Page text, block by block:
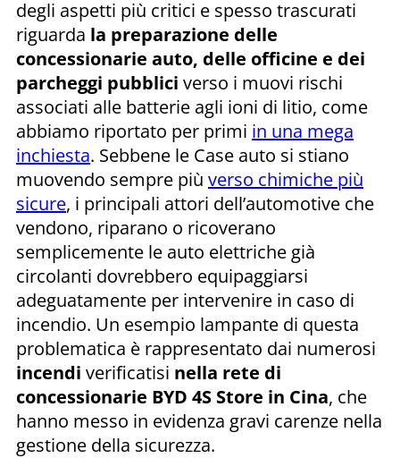
degli aspetti più critici e spesso trascurati
riguarda la preparazione delle
concessionarie auto, delle officine e dei
parcheggi pubblici verso i muovi rischi
associati alle batterie agli ioni di litio, come
abbiamo riportato per primi in una mega
inchiesta. Sebbene le Case auto si stiano
muovendo sempre più verso chimiche più
sicure, i principali attori dell’automotive che
vendono, riparano o ricoverano
semplicemente le auto elettriche già
circolanti dovrebbero equipaggiarsi
adeguatamente per intervenire in caso di
incendio. Un esempio lampante di questa
problematica è rappresentato dai numerosi
incendi verificatisi nella rete di
concessionarie BYD 4S Store in Cina, che
hanno messo in evidenza gravi carenze nella
gestione della sicurezza.